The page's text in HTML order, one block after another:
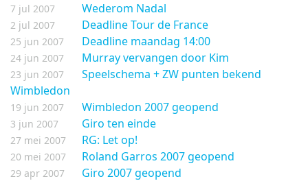
7 jul 2007 Wederom Nadal
2 jul 2007 Deadline Tour de France
25 jun 2007 Deadline maandag 14:00
24 jun 2007 Murray vervangen door Kim
23 jun 2007
Speelschema + ZW punten bekend
Wimbledon
19 jun 2007 Wimbledon 2007 geopend
3 jun 2007 Giro ten einde
27 mei 2007 RG: Let op!
20 mei 2007 Roland Garros 2007 geopend
29 apr 2007 Giro 2007 geopend